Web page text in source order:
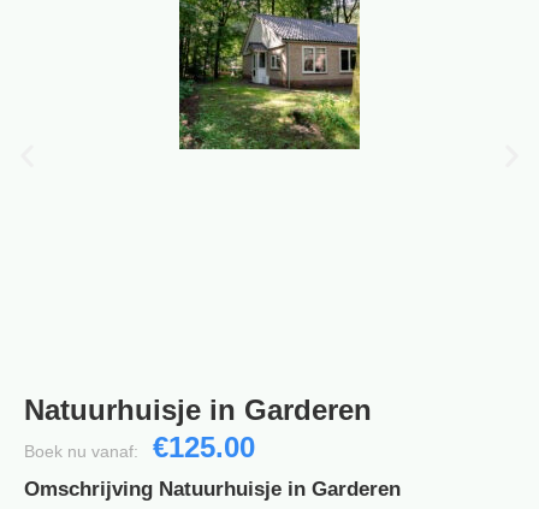
Natuurhuisje in Garderen
Boek nu vanaf: €125.00
Omschrijving Natuurhuisje in Garderen